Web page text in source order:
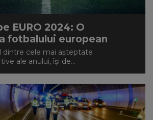
EURO 2024: O
fotbalului european
dintre cele mai așteptate
ale anului, își de...